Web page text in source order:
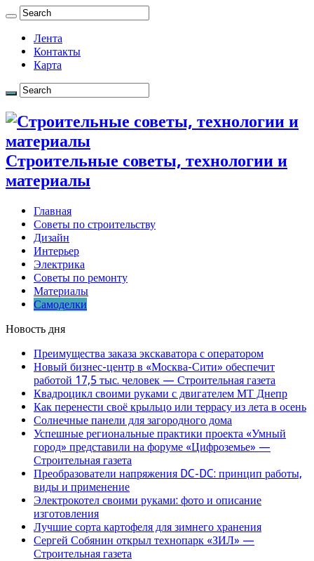
Лента
Контакты
Карта
Строительные советы, технологии и
материалы
Главная
Советы по строительству
Дизайн
Интерьер
Электрика
Советы по ремонту
Материалы
Самоделки
Новость дня
Преимущества заказа экскаватора с оператором
Новый бизнес-центр в «Москва-Сити» обеспечит
работой 17,5 тыс. человек — Строительная газета
Квадроцикл своими руками с двигателем МТ Днепр
Как перенести своё крыльцо или террасу из лета в осень
Солнечные панели для загородного дома
Успешные региональные практики проекта «Умный
город» представили на форуме «Цифроземье» —
Строительная газета
Преобразователи напряжения DC-DC: принцип работы,
виды и применение
Электрокотел своими руками: фото и описание
изготовления
Лучшие сорта картофеля для зимнего хранения
Сергей Собянин открыл технопарк «ЗИЛ» —
Строительная газета